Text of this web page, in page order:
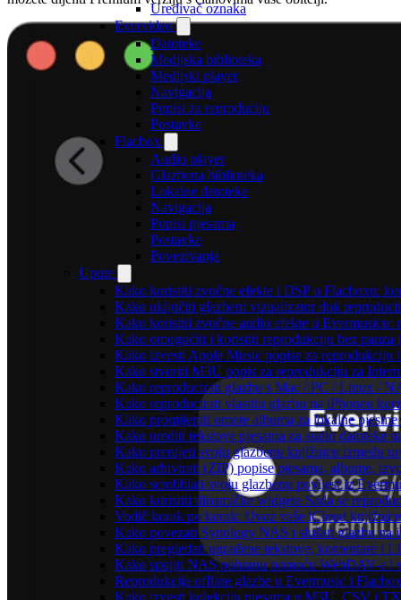
Uređivač oznaka
Evervideo
Datoteke
Medijska biblioteka
Medijski player
Navigacija
Popisi za reproduciju
Postavke
Flacbox
Audio player
Glazbena biblioteka
Lokalne datoteke
Navigacija
Popisi pjesama
Postavke
Povezivanja
Upute
Kako koristiti zvučne efekte i DSP u Flacboxu:
Kako uključiti glazbeni vizualizator dok
Kako koristiti zvučne audio efekte u Evermusicu:
Kako omogućiti i koristiti reprodukciju bez pauza
Kako izvesti Apple Music popise za reprodukciju
Kako stvoriti M3U popis za reprodukciju za
Kako reproducirati glazbu s Mac / PC / Linux /
Kako reproducirati vlastitu glazbu na iPhoneu
Kako promijeniti omote albuma za lokalne
Kako urediti tekstove pjesama za audio datoteke
Kako prenijeti svoju glazbenu knjižnicu između
Kako arhivirati (ZIP) popise pjesama, albume,
Kako scrobblati svoju glazbenu povijest iz
Kako koristiti dinamičke widgete Sada se
Vodič korak po korak: Uvoz vaše iCloud
Kako povezati Synology NAS i slušati glazbu na
Kako pregledati ugrađene tekstove, komentare i
Kako spojiti NAS pohranu pomoću WebDAV-a i
Reprodukcija offline glazbe u Evermusic i
Kako izvesti kolekciju pjesama u M3U, CSV i